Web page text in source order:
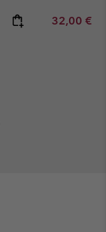
Minimum
32,00 €